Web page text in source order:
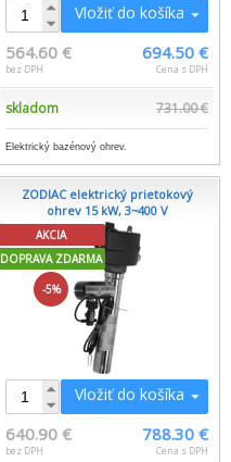
Vložiť do košíka
564.60 €
bez DPH
694.50 €
Cena s DPH
skladom 731.00 €
Elektrický bazénový ohrev.
ZODIAC elektrický prietokový
ohrev 15 kW, 3~400 V
AKCIA
DOPRAVA ZDARMA
-5%
Vložiť do košíka
640.90 €
bez DPH
788.30 €
Cena s DPH